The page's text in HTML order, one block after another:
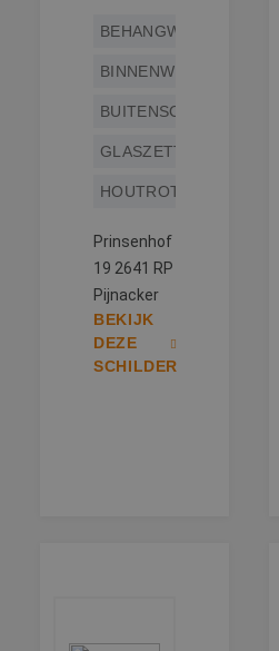
BEHANGWERK
BINNENWERK
BUITENSCHILDERWERK
GLASZETTEN
HOUTROTREPARATIE
Prinsenhof
19 2641 RP
Pijnacker
BEKIJK
DEZE
SCHILDER